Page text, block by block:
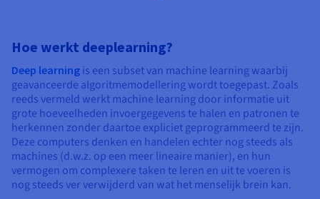
Hoe werkt deeplearning?
Deep learning is een subset van machine learning waarbij
geavanceerde algoritmemodellering wordt toegepast. Zoals
reeds vermeld werkt machine learning door informatie uit
grote hoeveelheden invoergegevens te halen en patronen te
herkennen zonder daartoe expliciet geprogrammeerd te zijn.
Deze computers denken en handelen echter nog steeds als
machines (d.w.z. op een meer lineaire manier), en hun
vermogen om complexere taken te leren en uit te voeren is
nog steeds ver verwijderd van wat het menselijk brein kan.